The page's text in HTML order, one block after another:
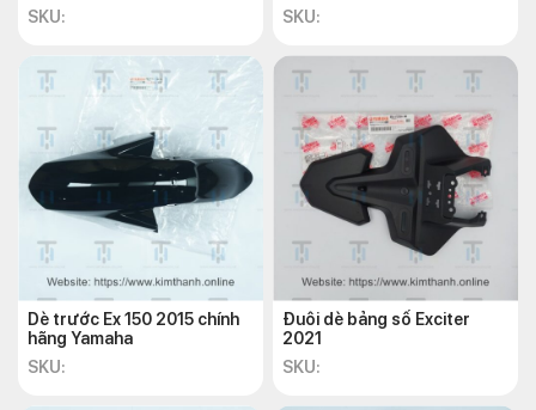
SKU:
SKU:
Dè trước Ex 150 2015 chính
hãng Yamaha
SKU:
Đuôi dè bảng số Exciter
2021
SKU: